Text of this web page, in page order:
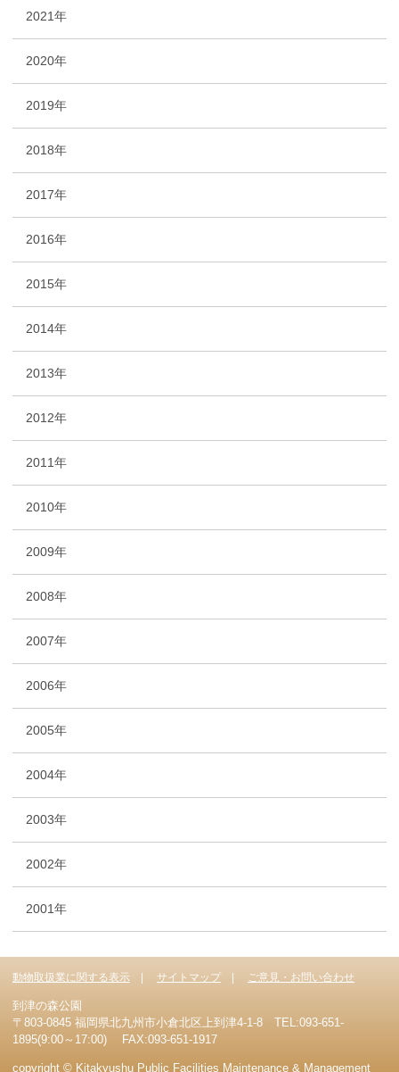
2021年
2020年
2019年
2018年
2017年
2016年
2015年
2014年
2013年
2012年
2011年
2010年
2009年
2008年
2007年
2006年
2005年
2004年
2003年
2002年
2001年
動物取扱業に関する表示 サイトマップ ご意見・お問い合わせ
到津の森公園
〒803-0845 福岡県北九州市小倉北区上到津4-1-8 TEL:093-651-
1895(9:00～17:00) FAX:093-651-1917
copyright © Kitakyushu Public Facilities Maintenance & Management